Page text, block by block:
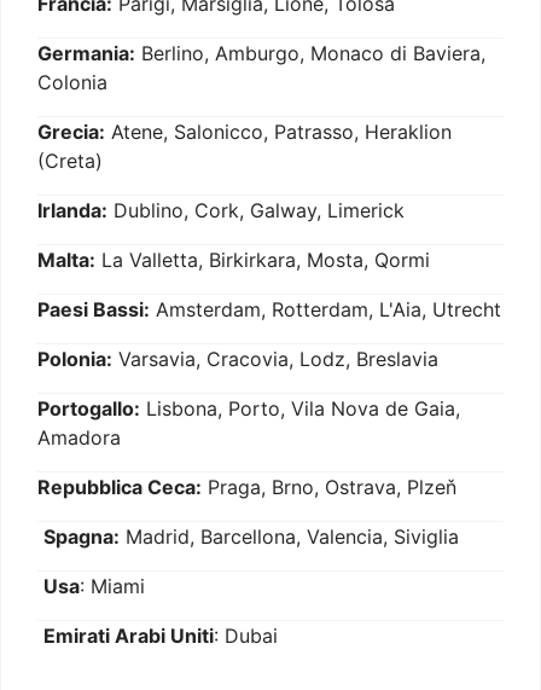
Germania: Berlino, Amburgo, Monaco di Baviera,
Colonia
Grecia: Atene, Salonicco, Patrasso, Heraklion
(Creta)
Irlanda: Dublino, Cork, Galway, Limerick
Malta: La Valletta, Birkirkara, Mosta, Qormi
Paesi Bassi: Amsterdam, Rotterdam, L'Aia, Utrecht
Polonia: Varsavia, Cracovia, Lodz, Breslavia
Portogallo: Lisbona, Porto, Vila Nova de Gaia,
Amadora
Repubblica Ceca: Praga, Brno, Ostrava, Plzeň
Spagna: Madrid, Barcellona, Valencia, Siviglia
Usa: Miami
Emirati Arabi Uniti: Dubai